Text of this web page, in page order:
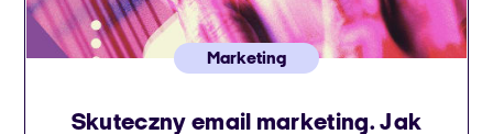
Marketing
Skuteczny email marketing. Jak